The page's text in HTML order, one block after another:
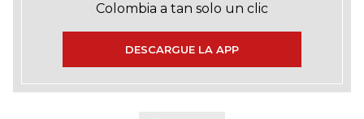
Colombia a tan solo un clic
DESCARGUE LA APP